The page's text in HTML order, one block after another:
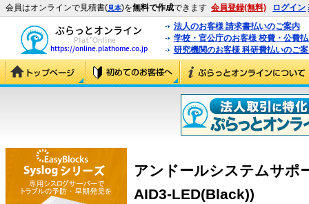
会員はオンラインで見積書(見本)を無料で作成できます 会員登録(無料) ログイン
法人のお客様 請求書払いのご案内
学校・官公庁のお客様 校費・公費
研究機関のお客様 科研費払いのご
アンドールシステムサポ
AID3-LED(Black))